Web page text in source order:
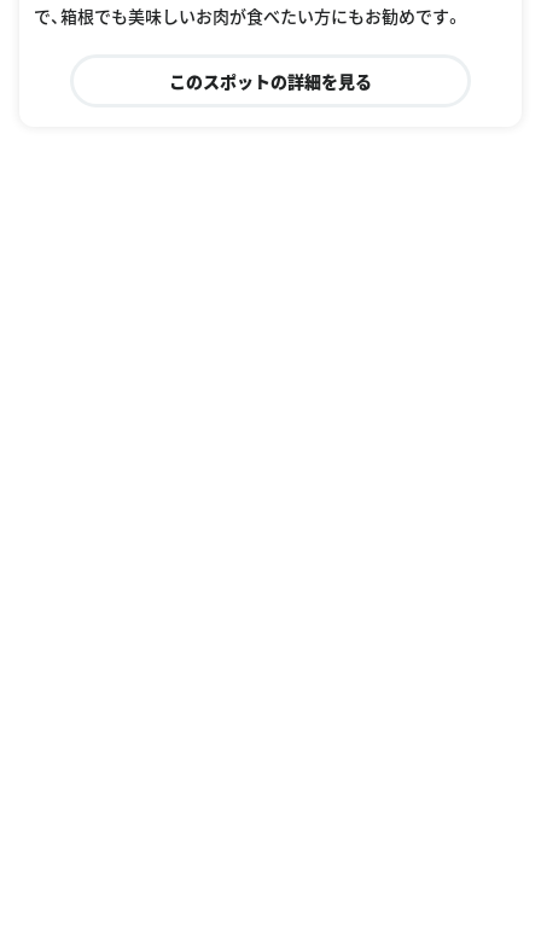
で、箱根でも美味しいお肉が食べたい方にもお勧めです。
このスポットの詳細を見る